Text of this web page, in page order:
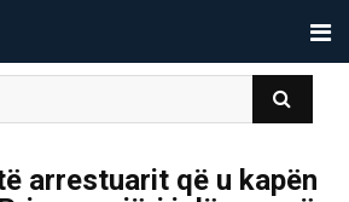
arrestuarit që u kapën